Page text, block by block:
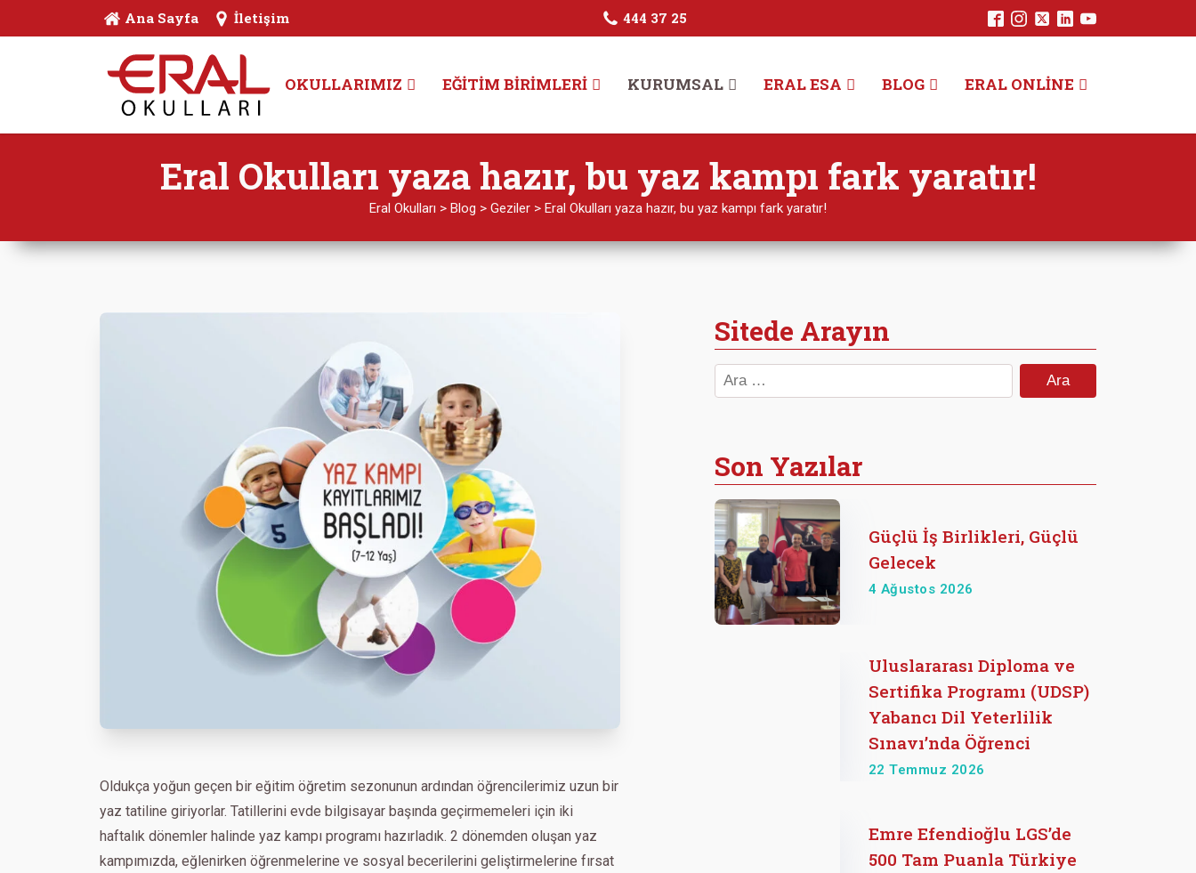
Ana Sayfa İletişim 444 37 25
OKULLARIMIZ EĞITIM BIRIMLERI KURUMSAL ERAL ESA BLOG ERAL ONLINE
Eral Okulları yaza hazır, bu yaz kampı fark yaratır!
Eral Okulları > Blog > Geziler > Eral Okulları yaza hazır, bu yaz kampı fark yaratır!
Oldukça yoğun geçen bir eğitim öğretim sezonunun ardından öğrencilerimiz uzun bir
yaz tatiline giriyorlar. Tatillerini evde bilgisayar başında geçirmemeleri için iki
haftalık dönemler halinde yaz kampı programı hazırladık. 2 dönemden oluşan yaz
kampımızda, eğlenirken öğrenmelerine ve sosyal becerilerini geliştirmelerine fırsat
Sitede Arayın
Arama:
Son Yazılar
Güçlü İş Birlikleri, Güçlü
Gelecek
4 Ağustos 2026
Uluslararası Diploma ve
Sertifika Programı (UDSP)
Yabancı Dil Yeterlilik
Sınavı’nda Öğrenci
22 Temmuz 2026
Emre Efendioğlu LGS’de
500 Tam Puanla Türkiye